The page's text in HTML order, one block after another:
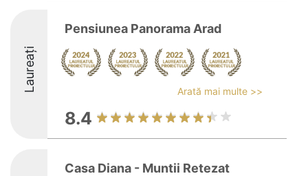
Laureați
Pensiunea Panorama Arad
Arată mai multe >>
8.4
Casa Diana - Muntii Retezat